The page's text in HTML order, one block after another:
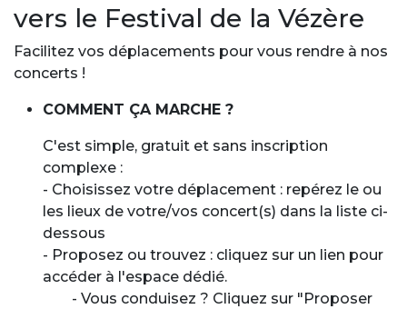
vers le Festival de la Vézère
Facilitez vos déplacements pour vous rendre à nos
concerts !
COMMENT ÇA MARCHE ?
C'est simple, gratuit et sans inscription
complexe :
- Choisissez votre déplacement : repérez le ou
les lieux de votre/vos concert(s) dans la liste ci-
dessous
- Proposez ou trouvez : cliquez sur un lien pour
accéder à l'espace dédié.
- Vous conduisez ? Cliquez sur "Proposer